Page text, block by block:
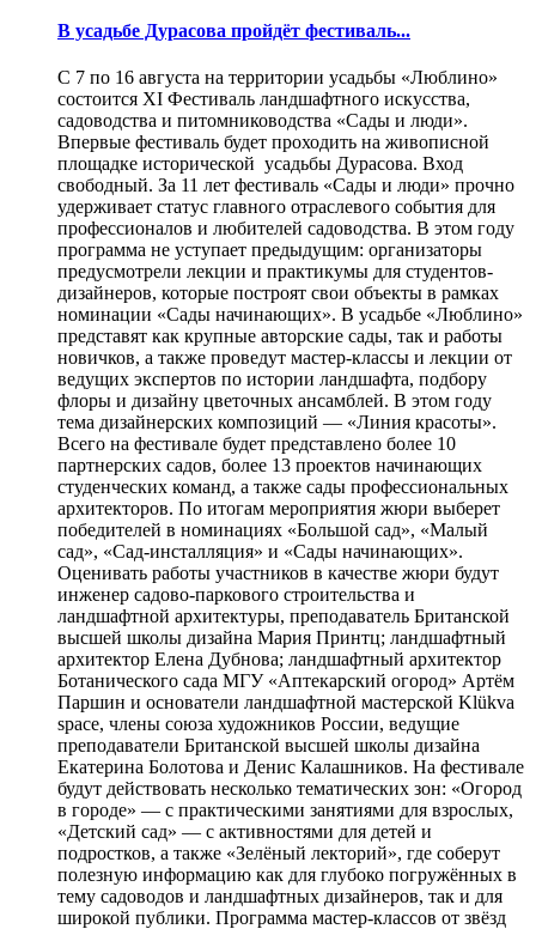
В усадьбе Дурасова пройдёт фестиваль...
С 7 по 16 августа на территории усадьбы «Люблино»
состоится XI Фестиваль ландшафтного искусства,
садоводства и питомниководства «Сады и люди».
Впервые фестиваль будет проходить на живописной
площадке исторической усадьбы Дурасова. Вход
свободный. За 11 лет фестиваль «Сады и люди» прочно
удерживает статус главного отраслевого события для
профессионалов и любителей садоводства. В этом году
программа не уступает предыдущим: организаторы
предусмотрели лекции и практикумы для студентов-
дизайнеров, которые построят свои объекты в рамках
номинации «Сады начинающих». В усадьбе «Люблино»
представят как крупные авторские сады, так и работы
новичков, а также проведут мастер-классы и лекции от
ведущих экспертов по истории ландшафта, подбору
флоры и дизайну цветочных ансамблей. В этом году
тема дизайнерских композиций — «Линия красоты».
Всего на фестивале будет представлено более 10
партнерских садов, более 13 проектов начинающих
студенческих команд, а также сады профессиональных
архитекторов. По итогам мероприятия жюри выберет
победителей в номинациях «Большой сад», «Малый
сад», «Сад-инсталляция» и «Сады начинающих».
Оценивать работы участников в качестве жюри будут
инженер садово-паркового строительства и
ландшафтной архитектуры, преподаватель Британской
высшей школы дизайна Мария Принтц; ландшафтный
архитектор Елена Дубнова; ландшафтный архитектор
Ботанического сада МГУ «Аптекарский огород» Артём
Паршин и основатели ландшафтной мастерской Klükva
space, члены союза художников России, ведущие
преподаватели Британской высшей школы дизайна
Екатерина Болотова и Денис Калашников. На фестивале
будут действовать несколько тематических зон: «Огород
в городе» — с практическими занятиями для взрослых,
«Детский сад» — с активностями для детей и
подростков, а также «Зелёный лекторий», где соберут
полезную информацию как для глубоко погружённых в
тему садоводов и ландшафтных дизайнеров, так и для
широкой публики. Программа мастер-классов от звёзд